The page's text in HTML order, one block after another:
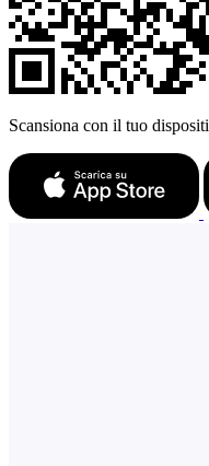
Scansiona con il tuo